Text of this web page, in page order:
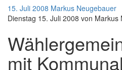
15. Juli 2008 Markus Neugebauer
Dienstag 15. Juli 2008 von Markus
mit